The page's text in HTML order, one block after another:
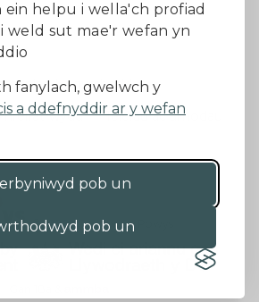
ein helpu i wella'ch profiad
weld sut mae'r wefan yn
fanylach, gwelwch y
a ddefnyddir ar y wefan
pob un
pob un
Hygyrchedd
Telerau ac amodau
©2026 - Cyngor Sir Powys